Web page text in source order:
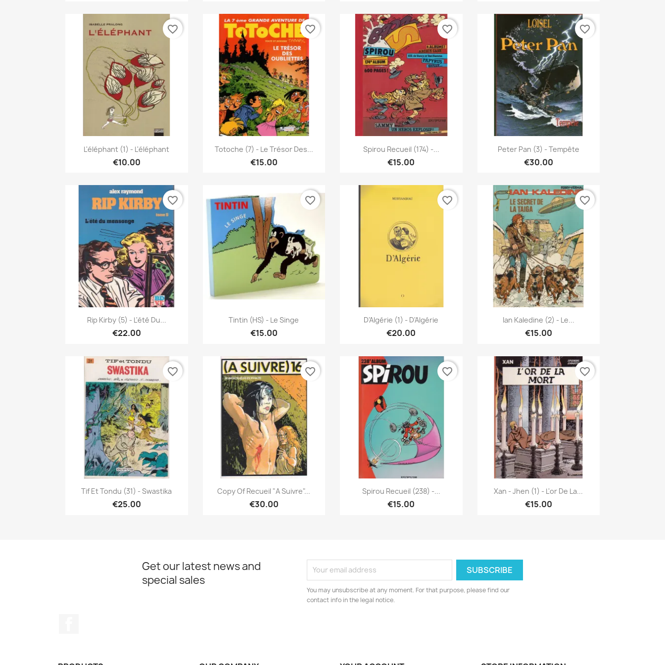
Quick view
L'éléphant (1) - L'éléphant
€10.00
favorite_border
Quick view
Totoche (7) - Le Trésor Des...
€15.00
favorite_border
 Quick view
Spirou Recueil (174) -...
€15.00
favorite_border
Quick view
Peter Pan (3) - Tempête
€30.00
favorite_border
Quick view
Rip Kirby (5) - L'été Du...
€22.00
favorite_border
 Quick view
Tintin (HS) - Le Singe
€15.00
favorite_border
Quick view
D'Algérie (1) - D'Algérie
€20.00
favorite_border
Quick view
Ian Kaledine (2) - Le...
€15.00
favorite_border
Quick view
Tif Et Tondu (31) - Swastika
€25.00
favorite_border
Quick view
Copy Of Recueil "A Suivre"...
€30.00
favorite_border
 Quick view
Spirou Recueil (238) -...
€15.00
favorite_border
Quick view
Xan - Jhen (1) - L'or De La...
€15.00
favorite_border
Get our latest news and
special sales
You may unsubscribe at any moment. For that purpose, please find our
contact info in the legal notice.